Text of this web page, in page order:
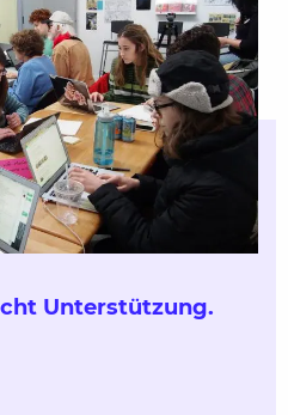
Unterstützung.